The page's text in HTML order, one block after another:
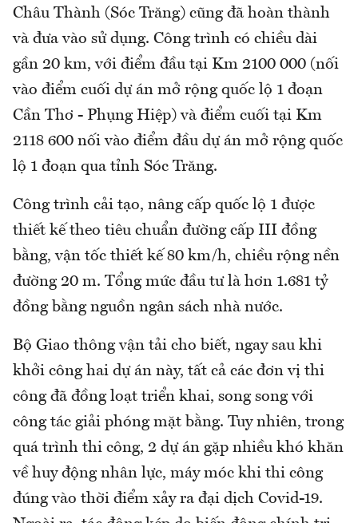
Châu Thành (Sóc Trăng) cũng đã hoàn thành
và đưa vào sử dụng. Công trình có chiều dài
gần 20 km, với điểm đầu tại Km 2100 000 (nối
vào điểm cuối dự án mở rộng quốc lộ 1 đoạn
Cần Thơ - Phụng Hiệp) và điểm cuối tại Km
2118 600 nối vào điểm đầu dự án mở rộng quốc
lộ 1 đoạn qua tỉnh Sóc Trăng.
Công trình cải tạo, nâng cấp quốc lộ 1 được
thiết kế theo tiêu chuẩn đường cấp III đồng
bằng, vận tốc thiết kế 80 km/h, chiều rộng nền
đường 20 m. Tổng mức đầu tư là hơn 1.681 tỷ
đồng bằng nguồn ngân sách nhà nước.
Bộ Giao thông vận tải cho biết, ngay sau khi
khởi công hai dự án này, tất cả các đơn vị thi
công đã đồng loạt triển khai, song song với
công tác giải phóng mặt bằng. Tuy nhiên, trong
quá trình thi công, 2 dự án gặp nhiều khó khăn
về huy động nhân lực, máy móc khi thi công
đúng vào thời điểm xảy ra đại dịch Covid-19.